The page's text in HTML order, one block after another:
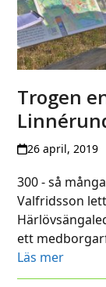
Trogen
26 april, 2019
300 - så
Valfridsson
ett
Läs mer